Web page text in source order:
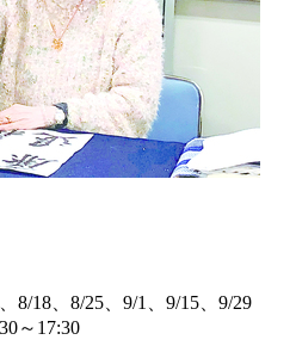
8/18、8/25、9/1、9/15、9/29
～17:30